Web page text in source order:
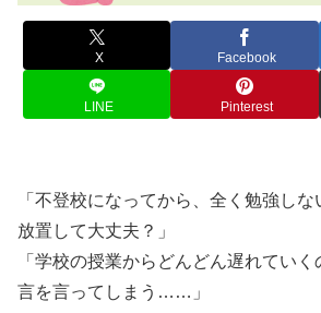
X Facebook
LINE Pinterest
「不登校になってから、全く勉強し
放置して大丈夫？」
「学校の授業からどんどん遅れてい
言を言ってしまう……」